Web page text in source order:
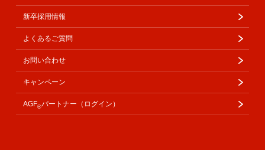
新卒採用情報
よくあるご質問
お問い合わせ
キャンペーン
AGF®パートナー（ログイン）